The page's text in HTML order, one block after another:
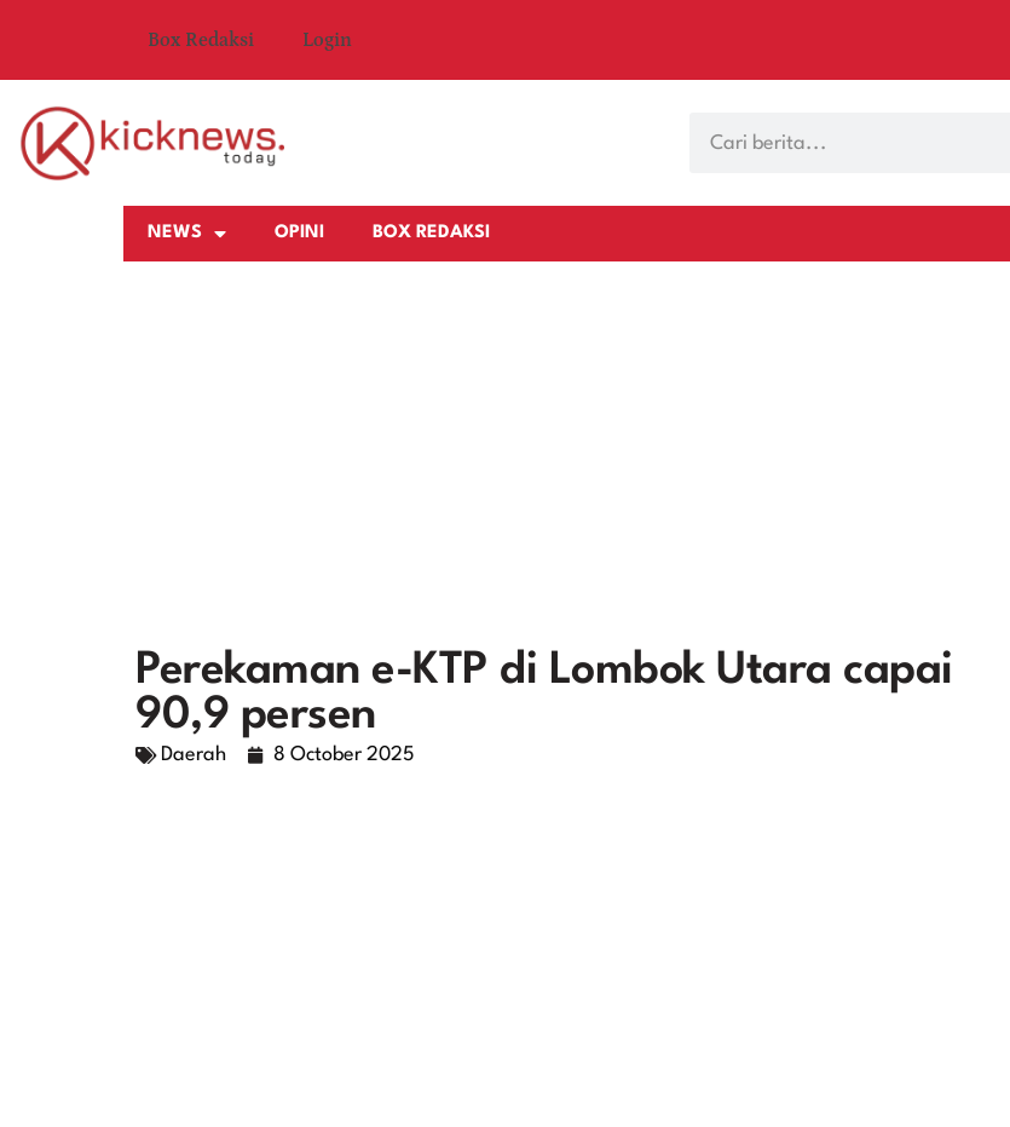
Box Redaksi Login
NEWS OPINI BOX REDAKSI
Perekaman e-KTP di Lombok Utara capai
90,9 persen
Daerah 8 October 2025